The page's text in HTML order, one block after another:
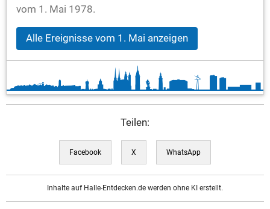
vom 1. Mai 1978.
Alle Ereignisse vom 1. Mai anzeigen
Teilen:
Facebook X WhatsApp
Inhalte auf Halle-Entdecken.de werden ohne KI erstellt.